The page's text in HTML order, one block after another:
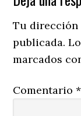
Tu dirección
publicada.
marcados
Comentario*